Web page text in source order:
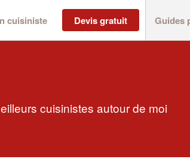
cuisiniste Devis gratuit Guides
cuisinistes autour de moi